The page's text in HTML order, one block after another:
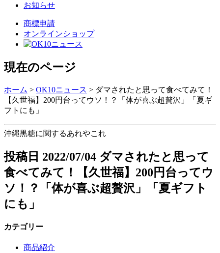
お知らせ
商標申請
オンラインショップ
現在のページ
ホーム > OK10ニュース > ダマされたと思って食べてみて！
【久世福】200円台ってウソ！？「体が喜ぶ超贅沢」「夏ギ
フトにも」
沖縄黒糖に関するあれやこれ
投稿日 2022/07/04 ダマされたと思って
食べてみて！【久世福】200円台ってウ
ソ！？「体が喜ぶ超贅沢」「夏ギフト
にも」
カテゴリー
商品紹介